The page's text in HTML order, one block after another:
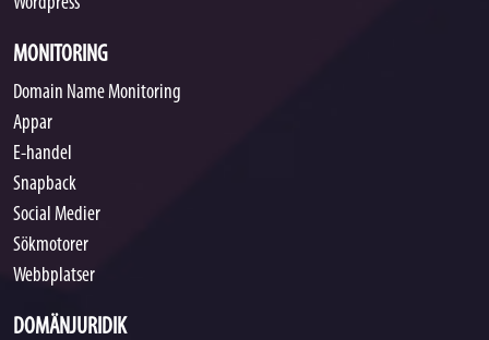
MONITORING
Domain Name Monitoring
Appar
E-handel
Snapback
Social Medier
Sökmotorer
Webbplatser
DOMÄNJURIDIK